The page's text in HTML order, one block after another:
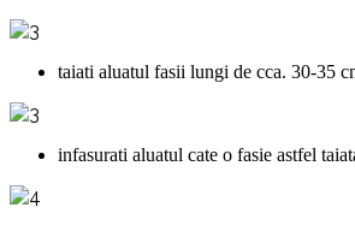
taiati aluatul fasii lungi de cca. 30-35
infasurati aluatul cate o fasie astfel